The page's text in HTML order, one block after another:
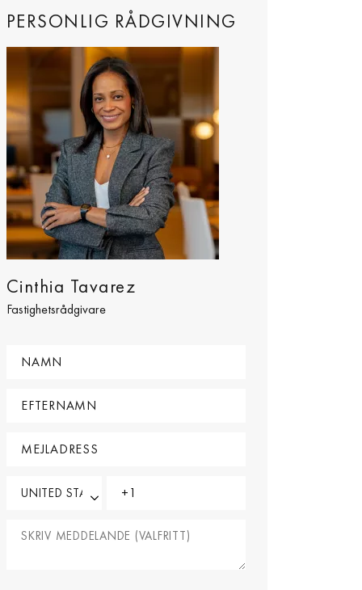
PERSONLIG RÅDGIVNING
Cinthia Tavarez
Fastighetsrådgivare